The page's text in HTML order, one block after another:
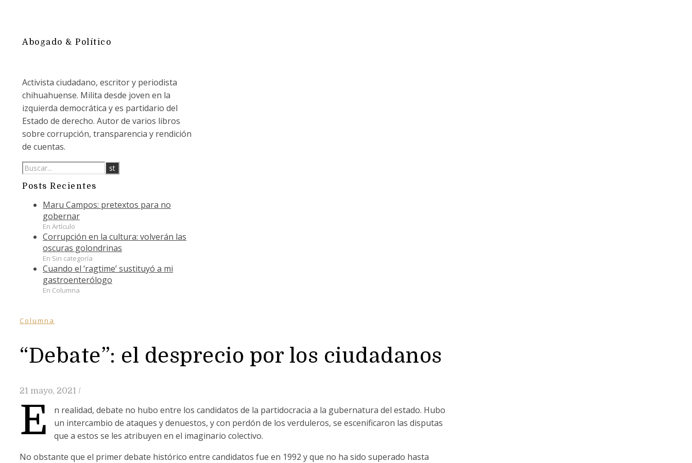
Abogado & Político
Activista ciudadano, escritor y periodista
chihuahuense. Milita desde joven en la
izquierda democrática y es partidario del
Estado de derecho. Autor de varios libros
sobre corrupción, transparencia y rendición
de cuentas.
Posts Recientes
Maru Campos: pretextos para no
gobernar
En Artículo
Corrupción en la cultura: volverán las
oscuras golondrinas
En Sin categoría
Cuando el ‘ragtime’ sustituyó a mi
gastroenterólogo
En Columna
Columna
“Debate”: el desprecio por los ciudadanos
21 mayo, 2021 /
E
n realidad, debate no hubo entre los candidatos de la partidocracia a la gubernatura del estado. Hubo
un intercambio de ataques y denuestos, y con perdón de los verduleros, se escenificaron las disputas
que a estos se les atribuyen en el imaginario colectivo.
No obstante que el primer debate histórico entre candidatos fue en 1992 y que no ha sido superado hasta